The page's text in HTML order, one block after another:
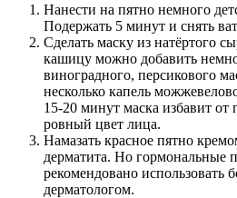
Нанести на пятно немного
Подержать 5 минут и снять
Сделать маску из натёртого
кашицу можно добавить
виноградного, персикового
несколько капель
15-20 минут маска избавит от
ровный цвет лица.
Намазать красное пятно
дерматита. Но гормональные
рекомендовано использовать
дерматологом.